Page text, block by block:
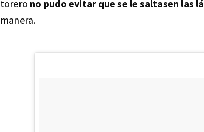
torero no pudo evitar que se le saltasen las
manera.